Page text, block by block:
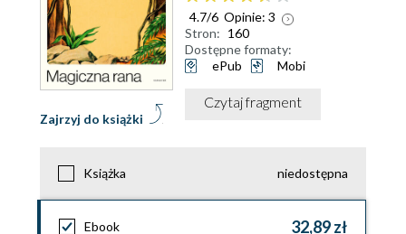
Zajrzyj do książki
4.7/6 Opinie: 3
Stron: 160
Dostępne formaty:
ePub
Mobi
Czytaj fragment
Książka niedostępna
Ebook 32,89 zł